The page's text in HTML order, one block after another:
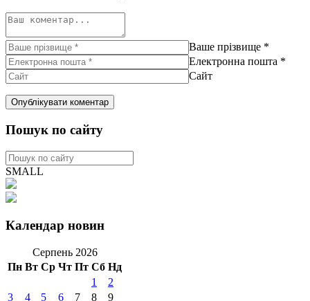
Ваше прізвище *
Електронна пошта *
Сайт
Пошук по сайту
SMALL
Календар новин
Серпень 2026
Пн Вт Ср Чт Пт Сб Нд
1
2
3
4 5 6 7 8
9